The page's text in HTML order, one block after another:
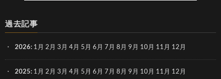
過去記事
2026: 1月 2月 3月 4月 5月 6月 7月 8月 9月 10月 11月 12月
2025: 1月 2月 3月 4月 5月 6月 7月 8月 9月 10月 11月 12月